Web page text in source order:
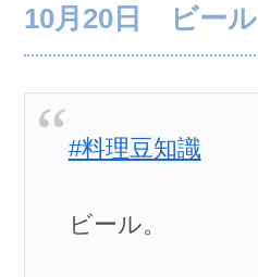
10月20日 ビール
#料理豆知識
ビール。